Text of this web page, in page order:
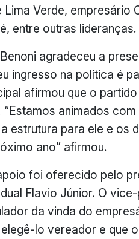
Lima Verde,
entre outras lideranças.
agradeceu a
ingresso na política é
afirmou que o
animados
estrutura para ele e os
ano” afirmou.
foi oferecido pelo
Flavio Júnior. O
da vinda do
lo vereador e que